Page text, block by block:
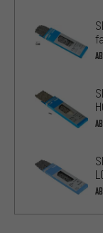
AB
AB
AB